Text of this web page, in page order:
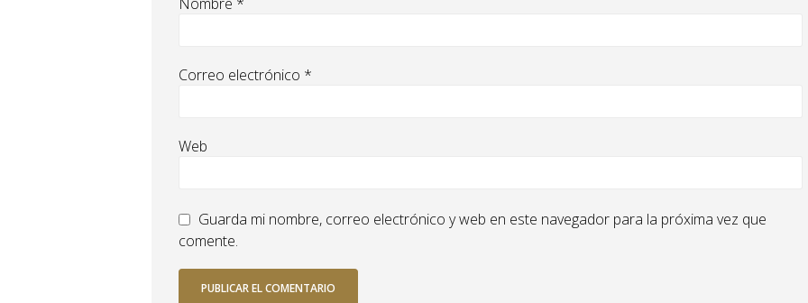
Correo electrónico *
Web
Guarda mi nombre, correo electrónico y web en este navegador para la próxima vez que
comente.